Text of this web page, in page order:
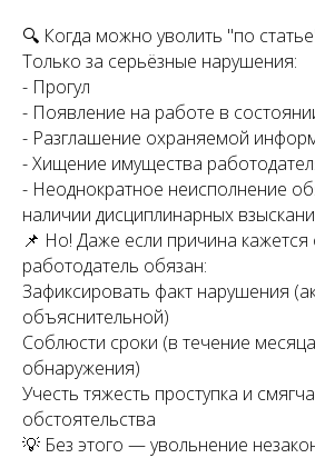
🔍 Когда можно уволить "по
Только за серьёзные нарушения:
- Прогул
- Появление на работе в
- Разглашение охраняемой
- Хищение имущества
- Неоднократное неисполнение
наличии дисциплинарных
📌 Но! Даже если причина
работодатель обязан:
Зафиксировать факт нарушения
объяснительной)
Соблюсти сроки (в течение
обнаружения)
Учесть тяжесть проступка и
обстоятельства
💡 Без этого — увольнение